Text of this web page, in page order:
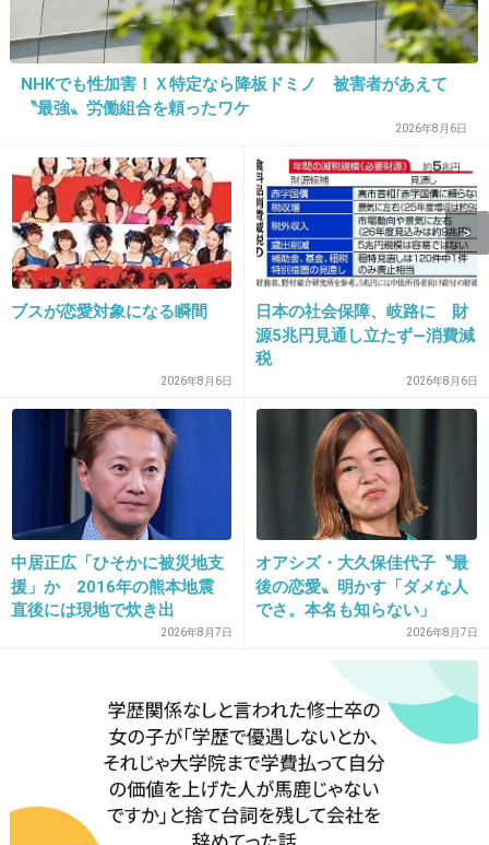
男ウケも大してよくないよね
ぶりっ子がすぎる
+220 -5
13. 匿名2014/08/10(日) 09:23:25
阿部千代姉さんがいるじゃないか
+176 -3
いでイラつく！
15. 匿名2014/08/10(日) 09:24:27
みたパン大嫌い
NHKでも性加害！Ｘ特定なら降板ドミノ 被害者があえて
〝最強〟労働組合を頼ったワケ
2026年8月6日
ブスが恋愛対象になる瞬間
2026年8月6日
日本の社会保障、岐路に 財
源5兆円見通し立たず―消費減
税
2026年8月6日
中居正広「ひそかに被災地支
援」か 2016年の熊本地震
直後には現地で炊き出
し “誰にも知られなくて良
2026年8月7日
オアシズ・大久保佳代子〝最
後の恋愛〟明かす「ダメな人
でさ。本名も知らない」
2026年8月7日